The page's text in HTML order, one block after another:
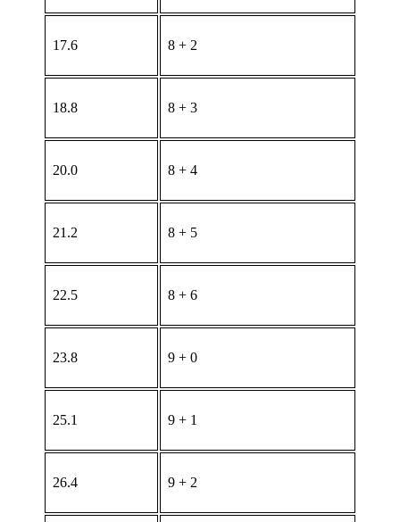
17.6 8 + 2
18.8 8 + 3
20.0 8 + 4
21.2 8 + 5
22.5 8 + 6
23.8 9 + 0
25.1 9 + 1
26.4 9 + 2